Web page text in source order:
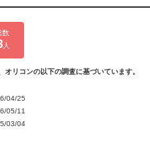
数
人
リコンの以下の調査に基づいています。
04/25
05/11
03/04